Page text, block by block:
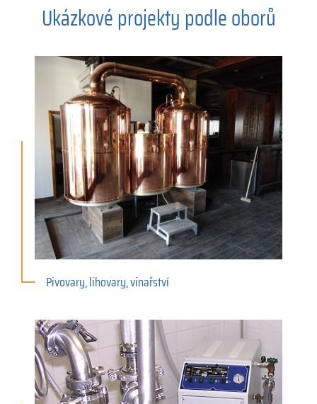
Ukázkové projekty podle oborů
Pivovary, lihovary, vinařství